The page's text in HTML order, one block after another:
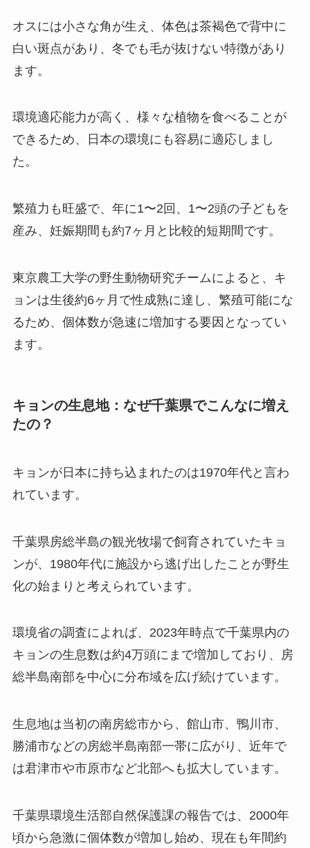
オスには小さな角が生え、体色は茶褐色で背中に
白い斑点があり、冬でも毛が抜けない特徴があり
ます。
環境適応能力が高く、様々な植物を食べることが
できるため、日本の環境にも容易に適応しまし
た。
繁殖力も旺盛で、年に1〜2回、1〜2頭の子どもを
産み、妊娠期間も約7ヶ月と比較的短期間です。
東京農工大学の野生動物研究チームによると、キ
ョンは生後約6ヶ月で性成熟に達し、繁殖可能にな
るため、個体数が急速に増加する要因となってい
ます。
キョンの生息地：なぜ千葉県でこんなに増え
たの？
キョンが日本に持ち込まれたのは1970年代と言わ
れています。
千葉県房総半島の観光牧場で飼育されていたキョ
ンが、1980年代に施設から逃げ出したことが野生
化の始まりと考えられています。
環境省の調査によれば、2023年時点で千葉県内の
キョンの生息数は約4万頭にまで増加しており、房
総半島南部を中心に分布域を広げ続けています。
生息地は当初の南房総市から、館山市、鴨川市、
勝浦市などの房総半島南部一帯に広がり、近年で
は君津市や市原市など北部へも拡大しています。
千葉県環境生活部自然保護課の報告では、2000年
頃から急激に個体数が増加し始め、現在も年間約